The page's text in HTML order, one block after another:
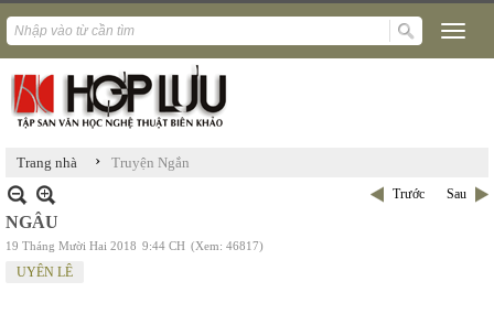
Trang nhà › Truyện Ngắn
Trước Sau
NGÂU
19 Tháng Mười Hai 2018 9:44 CH (Xem: 46817)
UYÊN LÊ